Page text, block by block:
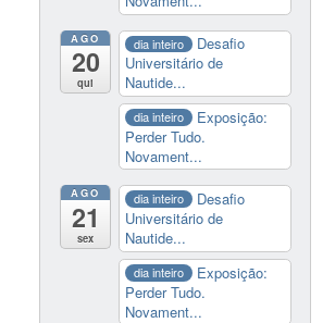
AGO
20
qui
dia inteiro
Desafio
Universitário de
Nautide...
dia inteiro
Exposição:
Perder Tudo.
Novament...
AGO
21
sex
dia inteiro
Desafio
Universitário de
Nautide...
dia inteiro
Exposição:
Perder Tudo.
Novament...